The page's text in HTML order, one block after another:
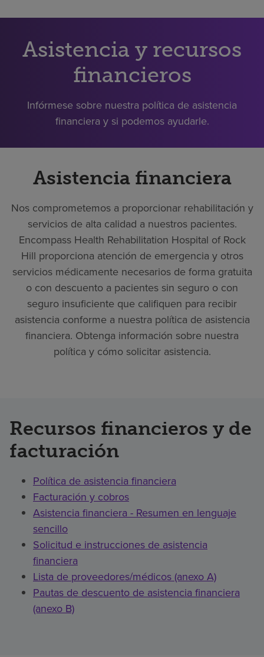
Empleos
Pagar mi factura
Asistencia y recursos
financieros
Infórmese sobre nuestra política de asistencia
financiera y si podemos ayudarle.
Asistencia financiera
Nos comprometemos a proporcionar rehabilitación y
servicios de alta calidad a nuestros pacientes.
Encompass Health Rehabilitation Hospital of Rock
Hill proporciona atención de emergencia y otros
servicios médicamente necesarios de forma gratuita
o con descuento a pacientes sin seguro o con
seguro insuficiente que califiquen para recibir
asistencia conforme a nuestra política de asistencia
financiera. Obtenga información sobre nuestra
política y cómo solicitar asistencia.
Recursos financieros y de
facturación
Política de asistencia financiera
Facturación y cobros
Asistencia financiera - Resumen en lenguaje
sencillo
Solicitud e instrucciones de asistencia
financiera
Lista de proveedores/médicos (anexo A)
Pautas de descuento de asistencia financiera
(anexo B)